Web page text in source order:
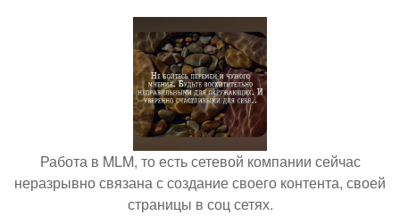
Работа в MLM, то есть сетевой компании сейчас
неразрывно связана с создание своего контента, своей
страницы в соц сетях.